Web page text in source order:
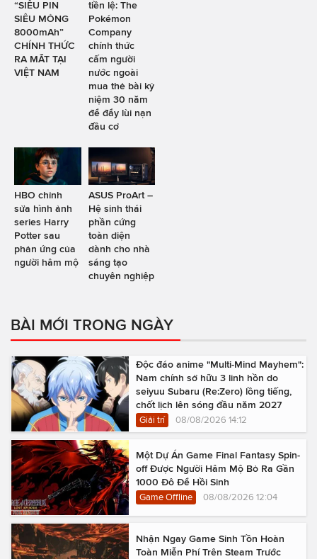
“SIÊU PIN
SIÊU MỎNG
8000mAh”
CHÍNH THỨC
RA MẮT TẠI
VIỆT NAM
tiền lệ: The
Pokémon
Company
chính thức
cấm người
nước ngoài
mua thẻ bài kỷ
niệm 30 năm
để đẩy lùi nạn
đầu cơ
HBO chỉnh
sửa hình ảnh
series Harry
Potter sau
phản ứng của
người hâm mộ
ASUS ProArt –
Hệ sinh thái
phần cứng
toàn diện
dành cho nhà
sáng tạo
chuyên nghiệp
BÀI MỚI TRONG NGÀY
Độc đáo anime "Multi-Mind Mayhem":
Nam chính sở hữu 3 linh hồn do
seiyuu Subaru (Re:Zero) lồng tiếng,
chốt lịch lên sóng đầu năm 2027
Giải trí 08/08/2026 14:12
Một Dự Án Game Final Fantasy Spin-
off Được Người Hâm Mộ Bỏ Ra Gần
1000 Đô Để Hồi Sinh
Game Offline 08/08/2026 12:04
Nhận Ngay Game Sinh Tồn Hoàn
Toàn Miễn Phí Trên Steam Trước